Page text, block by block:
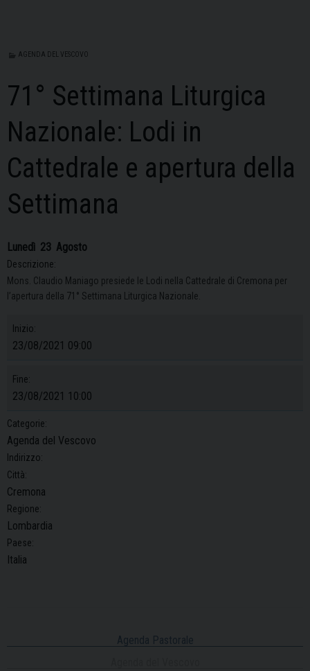
AGENDA DEL VESCOVO
71° Settimana Liturgica
Nazionale: Lodi in
Cattedrale e apertura della
Settimana
Lunedì 23 Agosto
Descrizione:
Mons. Claudio Maniago presiede le Lodi nella Cattedrale di Cremona per
l’apertura della 71° Settimana Liturgica Nazionale.
Inizio:
23/08/2021 09:00
Fine:
23/08/2021 10:00
Categorie:
Agenda del Vescovo
Indirizzo:
Città:
Cremona
Regione:
Lombardia
Paese:
Italia
Agenda Pastorale